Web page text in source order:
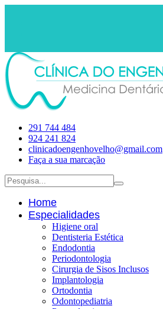
291 744 484
924 241 824
clinicadoengenhovelho@gmail.com
Faça a sua marcação
Home
Especialidades
Higiene oral
Dentisteria Estética
Endodontia
Periodontologia
Cirurgia de Sisos Inclusos
Implantologia
Ortodontia
Odontopediatria